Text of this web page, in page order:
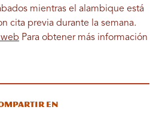
mientras el alambique está
cita previa durante la semana.
Para obtener más información
en